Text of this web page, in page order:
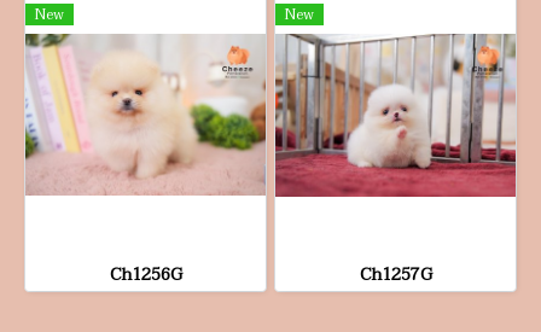
New
Ch1256G
New
Ch1257G